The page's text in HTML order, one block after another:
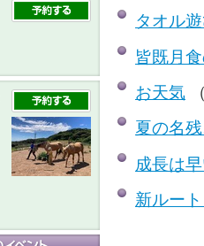
タオル
皆既月
お天気
夏の名
成長は
新ルー